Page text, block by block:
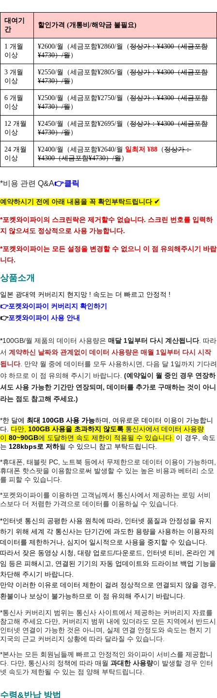
대여기
간
할인가격 (개통비/해약금 불필요)
1 개월
이상
¥2600/월（세금포함¥2860/월（정상가：¥4300（세금포함
¥4730）/월）
3 개월
이상
¥2550/월（세금포함¥2805/월（정상가：¥4300（세금포함
¥4730）/월）
6 개월
이상
¥2500/월（세금포함¥2750/월（정상가：¥4300（세금포함
¥4730）/월）
12 개월
이상
¥2450/월（세금포함¥2695/월（정상가：¥4300（세금포함
¥4730）/월）
24 개월
이상
¥2400/월（세금포함¥2640/월 일최저 ¥88 （정상가：
¥4300（세금포함¥4730）/월）
*비용 관련 Q&A👉클릭
예약하시기 전에 아래 내용을 꼭 확인부탁드립니다 ✔
*포켓와이파이의 스크린락은 제거할수 없습니다. 스크린 번호를 입력하
지 않으셔도 정상적으로 사용 가능합니다.
*포켓와이파이는 모든 설정을 변경할 수 없으니 이 점 유의해주시기 바랍
니다.
상품소개
일본 광대역 커버리지 현지망 ! 속도는 더 빠르고 안정적 !
👉포켓와이파이 커버리지 확인하기
👉포켓와이파이 사용 안내
*100GB/월 제품의 데이터 사용량은 매달 1일부터 다시 계산됩니다. 따라
서 계약하신 날짜와 관계없이 데이터 사용량은 매월 1일부터 다시 시작
됩니다. 만약 월 중에 데이터를 모두 사용하시면, 다음 달 1일까지 기다려
야 하므로 이 점 유의해 주시기 바랍니다. (예약일이 월 중인 경우 연장하
셔도 사용 가능한 기간만 연장되며, 데이터를 추가로 구매하는 것이 아니
라는 점도 참고해 주세요.)
*한 달에 최대 100GB 사용 가능하며, 여유로운 데이터 이용이 가능합니
다. 다만, 100GB 사용을 초과하지 않도록 통신사에서 데이터 사용량
이 80~90GB에 도달하면 속도 제한이 적용될 수 있습니다. 이 경우, 속도
는 128kbps로 저하될 수 있으니 참고 부탁드립니다.
*휴대폰 , 태블릿 PC, 노트북 등에서 무제한으로 데이터 이용이 가능하며,
휴대폰 핫스팟을 이용함으로써 발생할 수 있는 높은 비용과 베터리 소모
를 피할 수 있습니다.
*포켓와이파이를 이용하면 고객님께서 통신사에서 제공하는 로밍 서비
스보다 더 저렴한 가격으로 데이터를 이용하실 수 있습니다.
*인터넷 통신의 공평한 사용 원칙에 따라, 인터넷 품질과 안정성을 유지
하기 위해 세계 각 통신사는 단기간에 과도한 용량을 사용하는 이용자의
데이터를 제한하거나, 심지어 일시적으로 사용을 중지할 수 있습니다.
따라서 잦은 동영상 시청, 대량 업로드/다운로드, 인터넷 티비, 온라인 게
임 등은 피해시고, 연결된 기기의 자동 업데이트와 드라이브 백업 기능을
차단해 주시기 바랍니다.
만약 이러한 이유로 데이터 제한이 걸려 정상적으로 연결되지 않을 경우,
환불이나 보상이 불가능하므로 이 점 유의해 주시기 바랍니다.
*통신사 커버리지 범위는 통신사 사이트에서 제공하는 커버리지 자료를
참고해 주세요.다만, 커버리지 범위 내에 있더라도 모든 지역에서 반드시
인터넷 연결이 가능한 것은 아니며, 실제 연결 안정도와 속도는 현지 기
지국의 근교 커버리지 상황에 따라 달라질 수 있습니다.
*본사는 모든 회원님들께 빠르고 안정적인 와이파이 서비스를 제공합니
다. 다만, 통신사의 정책에 따라 매월 과대한 사용량이 발생할 경우 인터
넷 속도가 제한될 수 있는 점 양해 부탁드립니다.
수령&반납 방법